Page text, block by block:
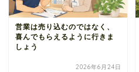
営業は売り込むのではなく、
喜んでもらえるように行きま
しょう
2026年6月24日